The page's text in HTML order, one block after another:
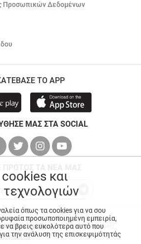
Προσωπικών Δεδομένων
ΤΟ APP
ΜΑΣ ΣΤΑ SOCIAL
ANEDIK Kritikos. All Rights Reserved
cookies και
όπως τα cookies για να σου
προσωποποιημένη εμπειρία,
να βρεις ευκολότερα αυτό που
την ανάλυση της επισκεψιμότητάς